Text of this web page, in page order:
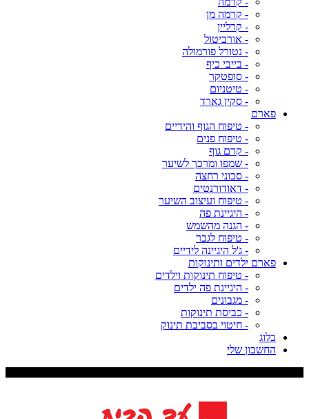
- קרמה מן
- קרליין
- אורביטול
- נטורל פורמולה
- בייבי כיף
- סופטקר
- טיטניום
- סקין גארד
פארם
- טיפוח הגוף והידיים
- טיפוח פנים
- קרם גוף
- שמפו ומרכך לשיער
- סבוני רחצה
- דאודורנטים
- טיפוח ועיצוב השיער
- היגיינת פה
- הגנה מהשמש
- טיפוח לגבר
- ג'ל היגיינה לידיים
פארם ילדים ותינוקות
- טיפוח תינוקות וילדים
- היגיינת פה ילדים
- מגבונים
- כביסת תינוקות
- חיטוי בסביבת תינוק
בלוג
החשבון שלי